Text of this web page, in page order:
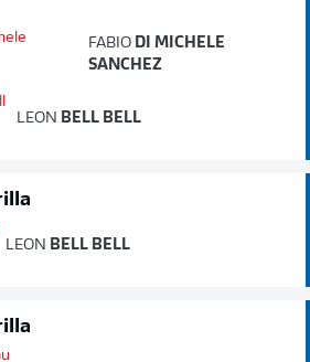
FABIO DI MICHELE
SANCHEZ
LEON BELL BELL
LEON BELL BELL